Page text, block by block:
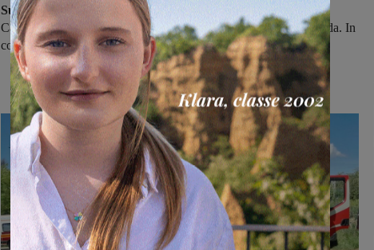
Sul posto i soccorsi del 118, i Vigili del Fuoco
di Montevarchi, i
Carabinieri e la Polizia Provinciale per gestire la pulizia della strada. In
corso gli accertamenti sulle cause dell'incidente.